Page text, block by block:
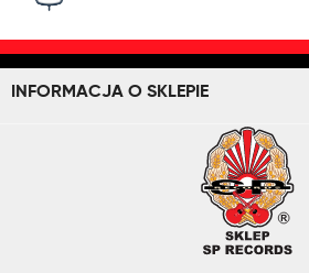
INFORMACJA O SKLEPIE